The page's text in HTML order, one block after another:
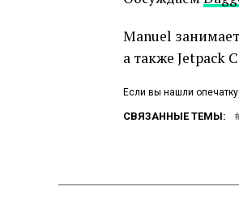
Manuel
а также Jetpack
Если вы нашли
СВЯЗАННЫЕ ТЕМЫ: